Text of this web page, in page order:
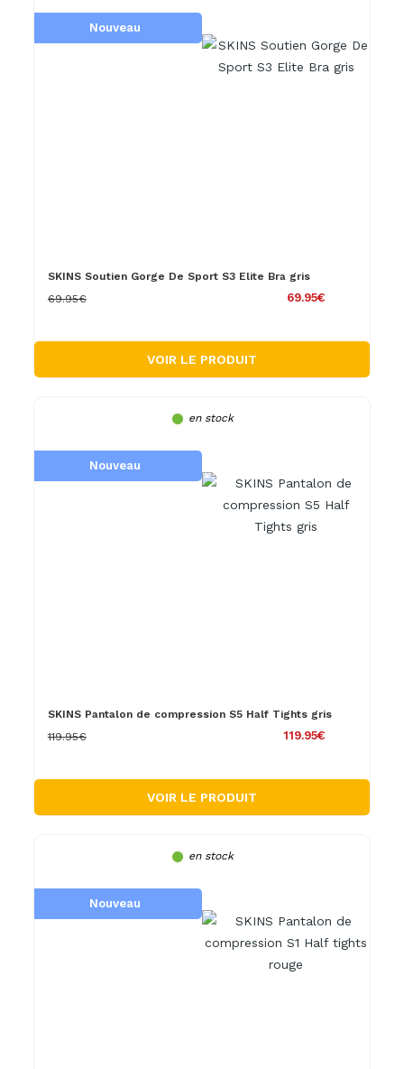
Nouveau
SKINS Soutien Gorge De Sport S3 Elite Bra gris
69.95€
69.95€
VOIR LE PRODUIT
en stock
Nouveau
SKINS Pantalon de compression S5 Half Tights gris
119.95€
119.95€
VOIR LE PRODUIT
en stock
Nouveau